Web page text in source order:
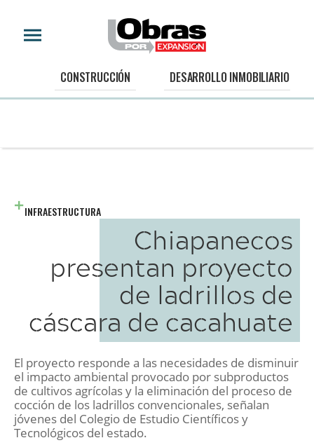
CONSTRUCCIÓN DESARROLLO INMOBILIARIO
INFRAESTRUCTURA
Chiapanecos
presentan proyecto
de ladrillos de
cáscara de cacahuate
El proyecto responde a las necesidades de disminuir
el impacto ambiental provocado por subproductos
de cultivos agrícolas y la eliminación del proceso de
cocción de los ladrillos convencionales, señalan
jóvenes del Colegio de Estudio Científicos y
Tecnológicos del estado.